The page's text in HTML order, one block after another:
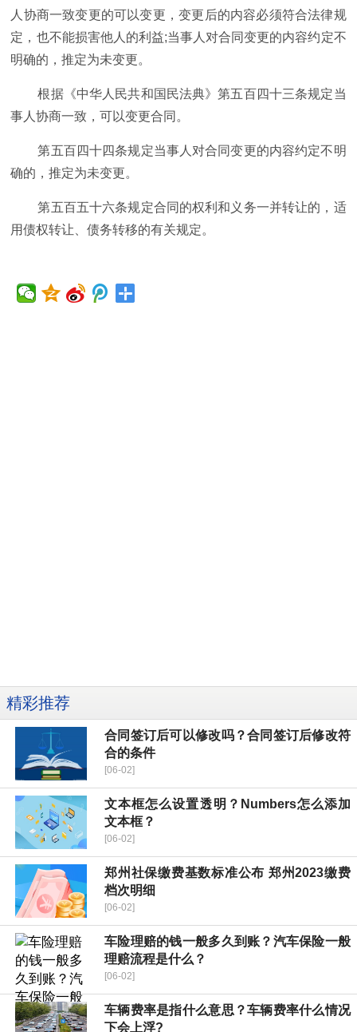
人协商一致变更的可以变更，变更后的内容必须符合法律规
定，也不能损害他人的利益;当事人对合同变更的内容约定不
明确的，推定为未变更。
根据《中华人民共和国民法典》第五百四十三条规定当
事人协商一致，可以变更合同。
第五百四十四条规定当事人对合同变更的内容约定不明
确的，推定为未变更。
第五百五十六条规定合同的权利和义务一并转让的，适
用债权转让、债务转移的有关规定。
精彩推荐
合同签订后可以修改吗？合同签订后修改符
合的条件
[06-02]
文本框怎么设置透明？Numbers怎么添加
文本框？
[06-02]
郑州社保缴费基数标准公布 郑州2023缴费
档次明细
[06-02]
车险理赔的钱一般多久到账？汽车保险一般
理赔流程是什么？
[06-02]
车辆费率是指什么意思？车辆费率什么情况
下会上浮?